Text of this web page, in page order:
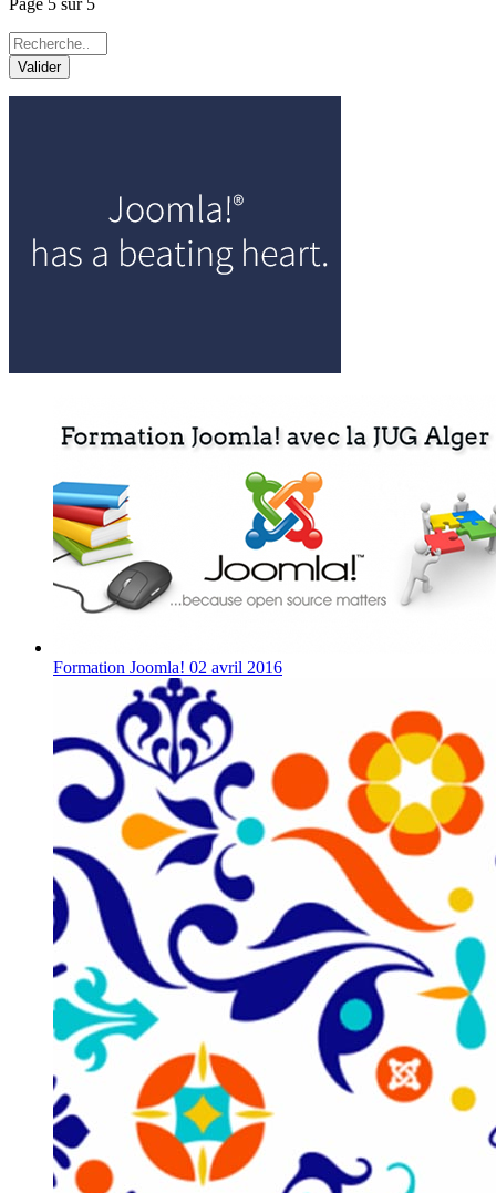
Page 5 sur 5
Valider
Formation Joomla! 02 avril 2016